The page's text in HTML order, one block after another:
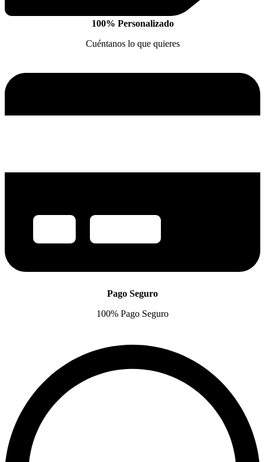
100% Personalizado
Cuéntanos lo que quieres
Pago Seguro
100% Pago Seguro